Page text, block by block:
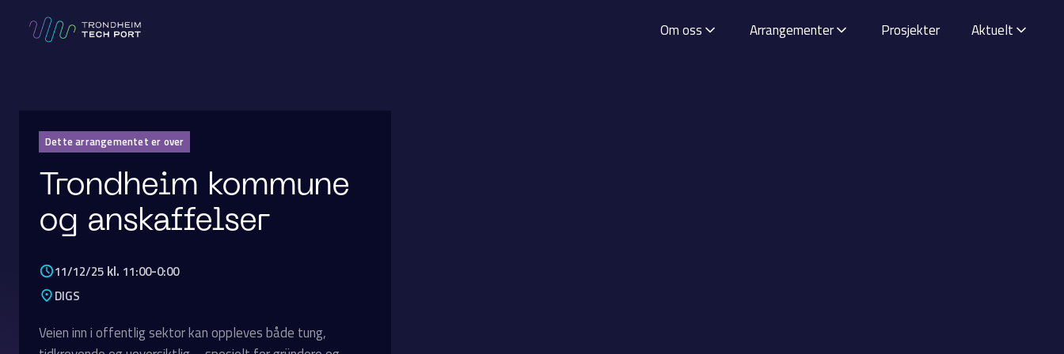
Om oss Arrangementer Prosjekter Aktuelt
Dette arrangementet er over
Trondheim kommune
og anskaffelser
11/12/25 kl. 11:00-0:00
DIGS
Veien inn i offentlig sektor kan oppleves både tung,